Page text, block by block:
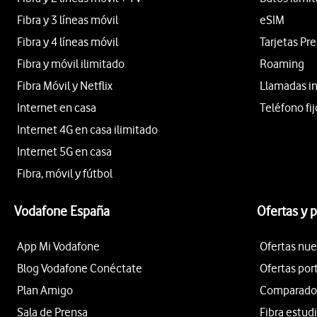
Fibra y 3 líneas móvil
Fibra y 4 líneas móvil
Fibra y móvil ilimitado
Fibra Móvil y Netflix
Internet en casa
Internet 4G en casa ilimitado
Internet 5G en casa
Fibra, móvil y fútbol
eSIM
Tarjetas
Roaming
Llamadas
Teléfono
Vodafone España
App Mi Vodafone
Blog Vodafone Conéctate
Plan Amigo
Sala de Prensa
Ofertas y
Ofertas
Ofertas
Fibra